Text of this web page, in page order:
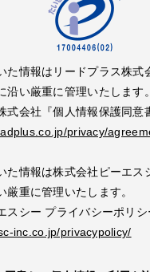
た情報はリードプラス株式
沿い厳重に管理いたします。
式会社『個人情報保護同意
privacy/
た情報は株式会社ピーエス
厳重に管理いたします。
スシー プライバシーポリシ
inc.co.jp/privacypolicy/